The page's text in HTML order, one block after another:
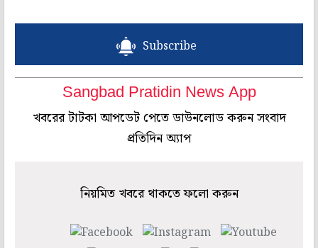
Subscribe
Sangbad Pratidin News App
খবরের টাটকা আপডেট পেতে ডাউনলোড করুন সংবাদ
প্রতিদিন অ্যাপ
নিয়মিত খবরে থাকতে ফলো করুন